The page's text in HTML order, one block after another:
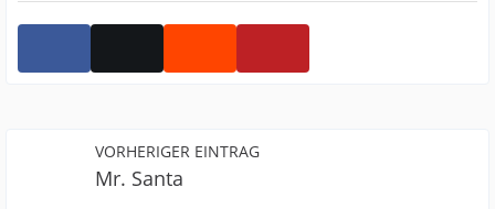
VORHERIGER EINTRAG
Mr. Santa